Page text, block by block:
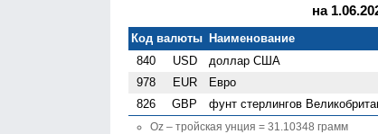
на
Код валюты Наименование
840
USD доллар США
978 EUR Евро
826 GBP фунт стерлингов
Oz – тройская унция = 31.10348 грамм